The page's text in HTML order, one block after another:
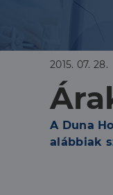
2015. 07. 28.
A Duna
alábbiak